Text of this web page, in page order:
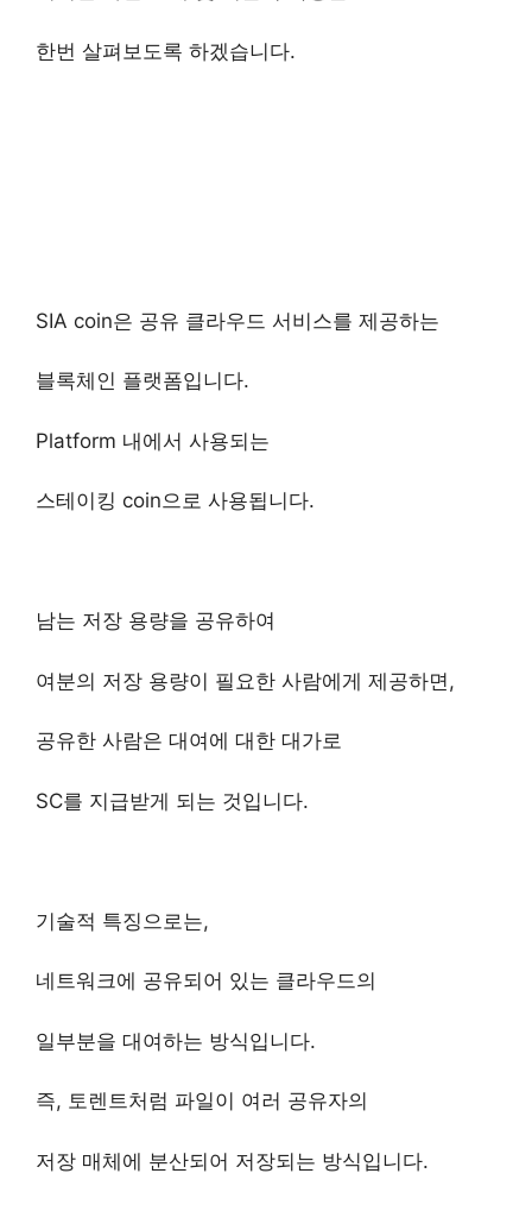
한번 살펴보도록 하겠습니다.
SIA coin은 공유 클라우드 서비스를 제공하는
블록체인 플랫폼입니다.
Platform 내에서 사용되는
스테이킹 coin으로 사용됩니다.
남는 저장 용량을 공유하여
여분의 저장 용량이 필요한 사람에게 제공하면,
공유한 사람은 대여에 대한 대가로
SC를 지급받게 되는 것입니다.
기술적 특징으로는,
네트워크에 공유되어 있는 클라우드의
일부분을 대여하는 방식입니다.
즉, 토렌트처럼 파일이 여러 공유자의
저장 매체에 분산되어 저장되는 방식입니다.